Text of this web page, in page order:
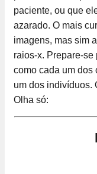
paciente, ou que
azarado. O mais
imagens, mas sim
raios-x. Prepare-
como cada um dos
um dos indivíduos.
Olha só: